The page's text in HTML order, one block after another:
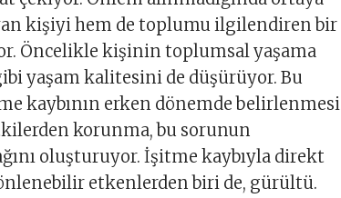
kişiyi hem de toplumu ilgilendiren bir
Öncelikle kişinin toplumsal yaşama
yaşam kalitesini de düşürüyor. Bu
kaybının erken dönemde belirlenmesi
korunma, bu sorunun
oluşturuyor. İşitme kaybıyla direkt
etkenlerden biri de, gürültü.